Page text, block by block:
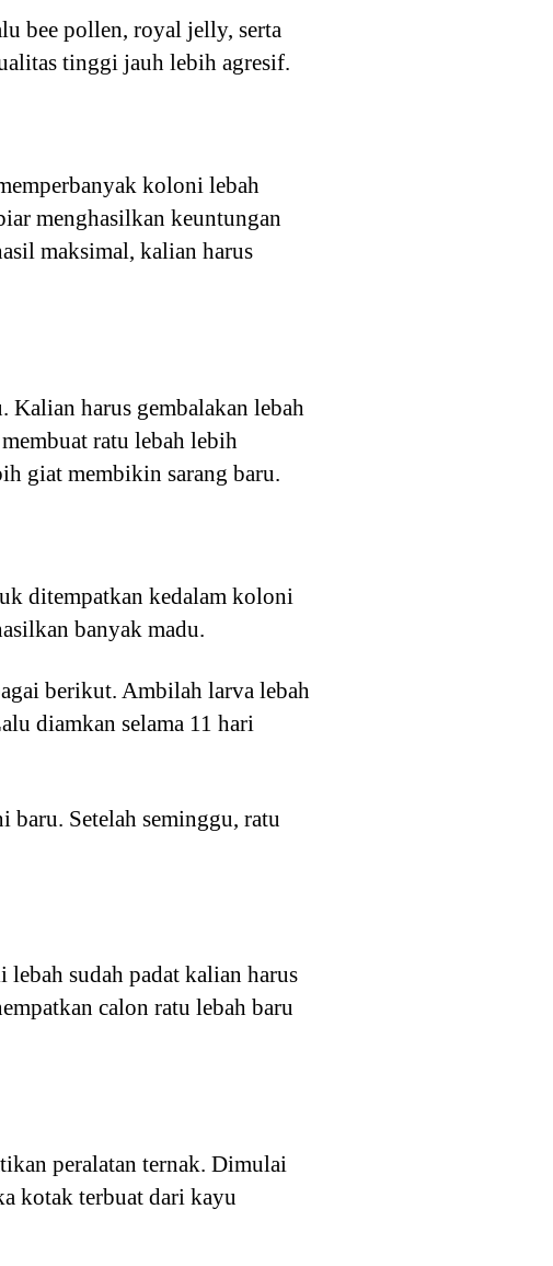
bee pollen, royal jelly, serta
tinggi jauh lebih agresif.
koloni lebah
menghasilkan keuntungan
maksimal, kalian harus
Kalian harus gembalakan lebah
ratu lebah lebih
giat membikin sarang baru.
ditempatkan kedalam koloni
banyak madu.
berikut. Ambilah larva lebah
diamkan selama 11 hari
Setelah seminggu, ratu
sudah padat kalian harus
calon ratu lebah baru
peralatan ternak. Dimulai
kotak terbuat dari kayu